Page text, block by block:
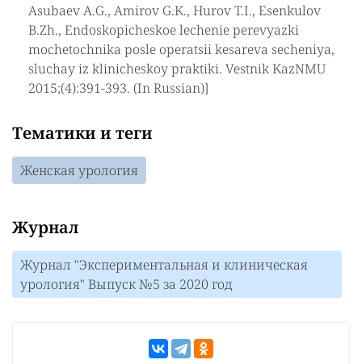
Asubaev A.G., Amirov G.K., Hurov T.I., Esenkulov
B.Zh., Endoskopicheskoe lechenie perevyazki
mochetochnika posle operatsii kesareva secheniya,
sluchay iz klinicheskoy praktiki. Vestnik KazNMU
2015;(4):391-393. (In Russian)]
Тематики и теги
Женская урология
Журнал
Журнал "Экспериментальная и клиническая
урология" Выпуск №5 за 2020 год